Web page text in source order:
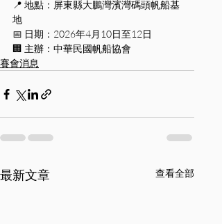
📍 地點：屏東縣大鵬灣濱灣碼頭帆船基
地
📅 日期：2026年4月10日至12日
🏢 主辦：中華民國帆船協會
賽會消息
最新文章 查看全部